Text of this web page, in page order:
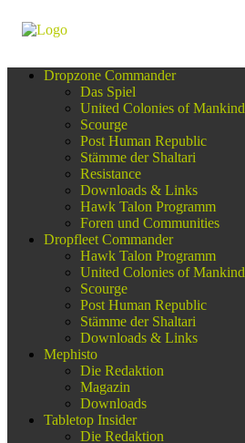
Dropzone Commander
Das Spiel
United Colonies of Mankind
Scourge
Post Human Republic
Stämme der Shaltari
Resistance
Downloads & Links
Hawk Talon Programm
Foren und Communities
Dropfleet Commander
Hawk Talon Programm
United Colonies of Mankind
Scourge
Post Human Republic
Stämme der Shaltari
Downloads & Links
Mephisto
Die Redaktion
Magazin
Downloads
Tabletop Insider
Die Redaktion